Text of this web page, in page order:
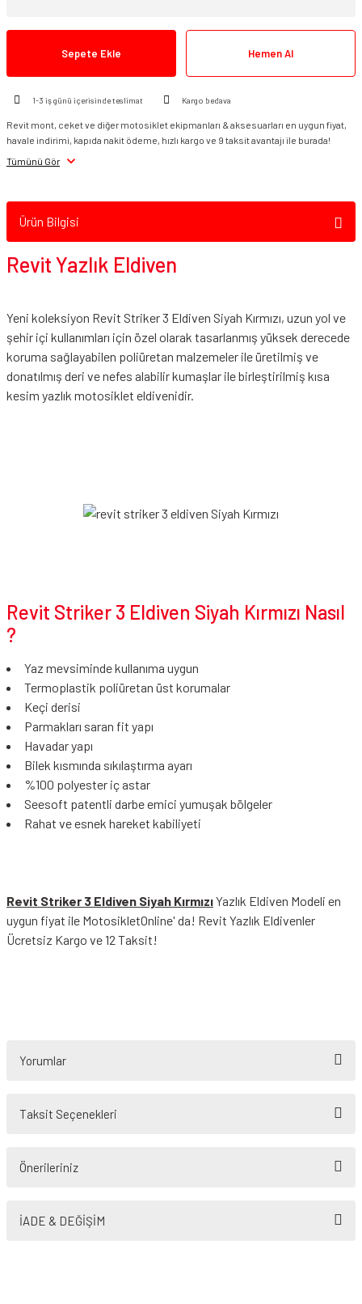
Sepete Ekle Hemen Al
1-3 iş günü içerisinde teslimat Kargo bedava
Revit mont, ceket ve diğer motosiklet ekipmanları & aksesuarları en uygun fiyat,
havale indirimi, kapıda nakit ödeme, hızlı kargo ve 9 taksit avantajı ile burada!
Tümünü Gör
Ürün Bilgisi
Revit Yazlık Eldiven
Yeni koleksiyon Revit Striker 3 Eldiven Siyah Kırmızı, uzun yol ve
şehir içi kullanımları için özel olarak tasarlanmış yüksek derecede
koruma sağlayabilen poliüretan malzemeler ile üretilmiş ve
donatılmış deri ve nefes alabilir kumaşlar ile birleştirilmiş kısa
kesim yazlık motosiklet eldivenidir.
Revit Striker 3 Eldiven Siyah Kırmızı Nasıl
?
Yaz mevsiminde kullanıma uygun
Termoplastik poliüretan üst korumalar
Keçi derisi
Parmakları saran fit yapı
Havadar yapı
Bilek kısmında sıkılaştırma ayarı
%100 polyester iç astar
Seesoft patentli darbe emici yumuşak bölgeler
Rahat ve esnek hareket kabiliyeti
Revit Striker 3 Eldiven Siyah KırmızıYazlık Eldiven Modeli en
uygun fiyat ile MotosikletOnline' da! Revit Yazlık Eldivenler
Ücretsiz Kargo ve 12 Taksit!
Yorumlar
Taksit Seçenekleri
Önerileriniz
yetersiz gördüğünüz noktaları öneri formunu kullanarak tarafımıza
İADE & DEĞİŞİM